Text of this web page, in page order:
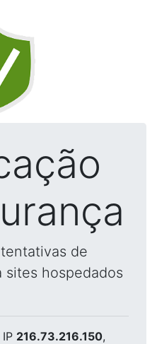
de
sites hospedados
216.73.216.150,